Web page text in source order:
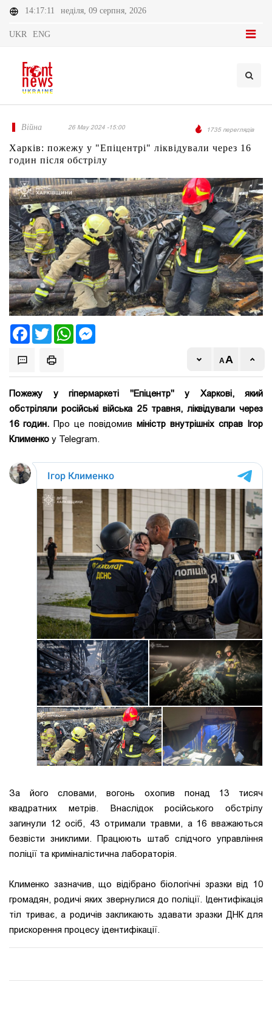
14:17:11 неділя, 09 серпня, 2026
UKR ENG
Війна 26 May 2024 -15:00 1735 переглядів
Харків: пожежу у "Епіцентрі" ліквідували через 16
годин після обстрілу
FacebookTwitter WhatsApp
Пожежу у гіпермаркеті "Епіцентр" у Харкові, який
обстріляли російські війська 25 травня, ліквідували через
16 годин. Про це повідомив міністр внутрішніх справ Ігор
Клименко у Telegram.
За його словами, вогонь охопив понад 13 тисяч
квадратних метрів. Внаслідок російського обстрілу
загинули 12 осіб, 43 отримали травми, а 16 вважаються
безвісти зниклими. Працюють штаб слідчого управління
поліції та криміналістична лабораторія.
Клименко зазначив, що відібрано біологічні зразки від 10
громадян, родичі яких звернулися до поліції. Ідентифікація
тіл триває, а родичів закликають здавати зразки ДНК для
прискорення процесу ідентифікації.